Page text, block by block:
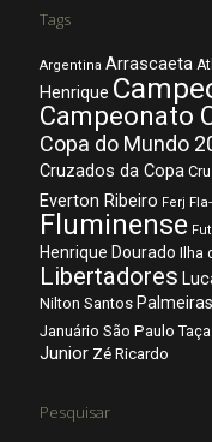
Tags
Argentina Arrascaeta
Henrique
Campeonato
Copa do Mundo
Cruzados da Copa
Everton Ribeiro Ferj
Fluminense
Henrique Dourado Ilha
Libertadores
Nilton Santos Palmeiras
Januário São Paulo
Junior Zé Ricardo
Pesquisar